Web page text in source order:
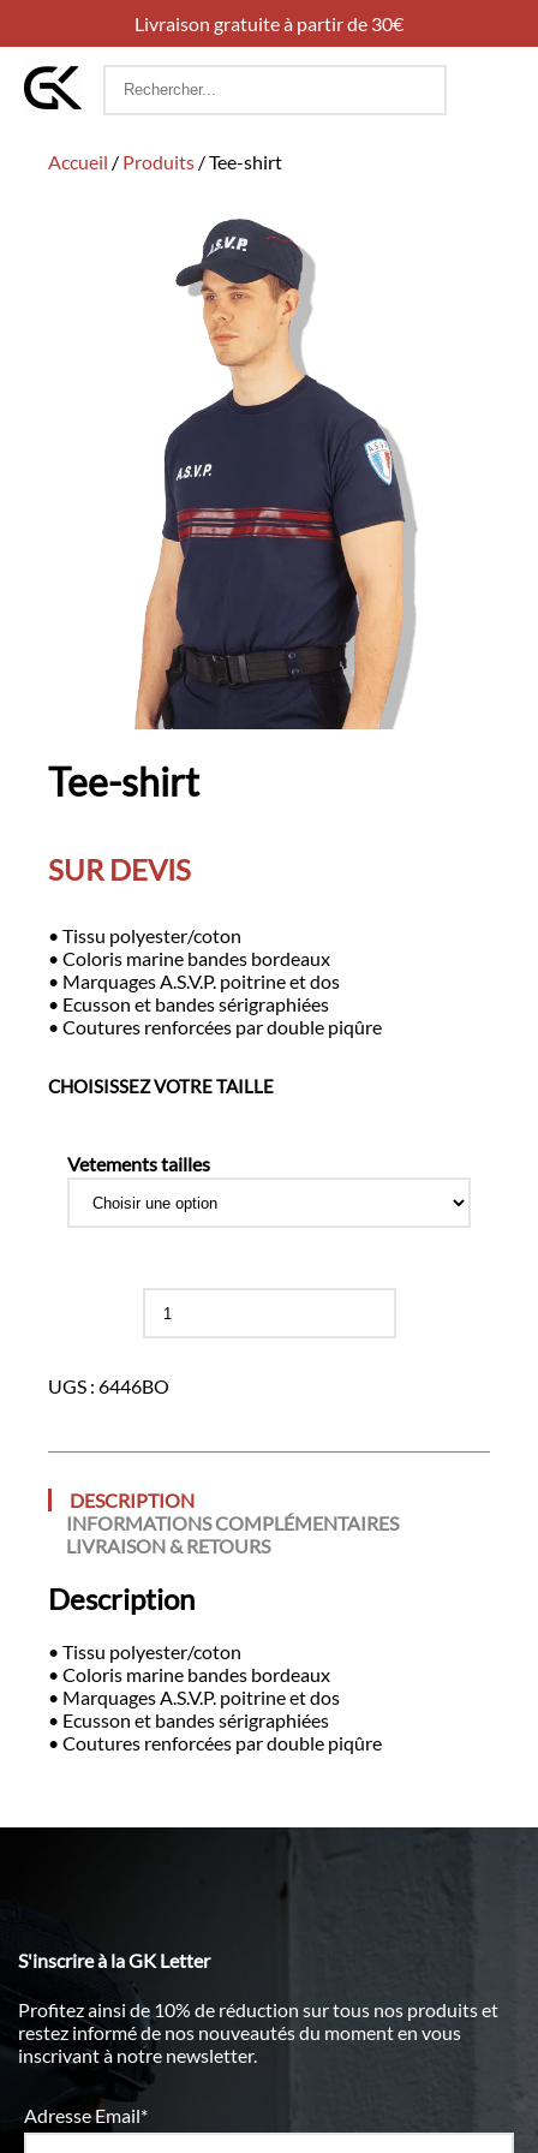
Livraison gratuite à partir de 30€
Rechercher
Accueil / Produits /Tee-shirt
Tee-shirt
SUR DEVIS
• Tissu polyester/coton
• Coloris marine bandes bordeaux
• Marquages A.S.V.P. poitrine et dos
• Ecusson et bandes sérigraphiées
• Coutures renforcées par double piqûre
CHOISISSEZ VOTRE TAILLE
Vetements tailles
Tee-
UGS : 6446BO
DESCRIPTION
INFORMATIONS COMPLÉMENTAIRES
LIVRAISON & RETOURS
Description
• Tissu polyester/coton
• Coloris marine bandes bordeaux
• Marquages A.S.V.P. poitrine et dos
• Ecusson et bandes sérigraphiées
• Coutures renforcées par double piqûre
S'inscrire à la GK Letter
Profitez ainsi de 10% de réduction sur tous nos produits et
restez informé de nos nouveautés du moment en vous
inscrivant à notre newsletter.
Adresse Email*